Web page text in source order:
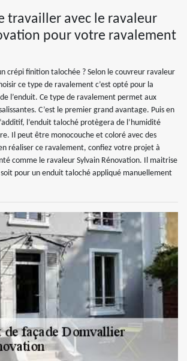
travailler avec le ravaleur
pour votre ravalement
crépi finition talochée ? Selon le couvreur ravaleur
ce type de ravalement c’est opté pour la
l’enduit. Ce type de ravalement permet aux
C’est le premier grand avantage. Puis en
l’enduit taloché protègera de l’humidité
Il peut être monocouche et coloré avec des
réaliser ce ravalement, confiez votre projet à
comme le ravaleur Sylvain Rénovation. Il maitrise
soit pour un enduit taloché appliqué manuellement